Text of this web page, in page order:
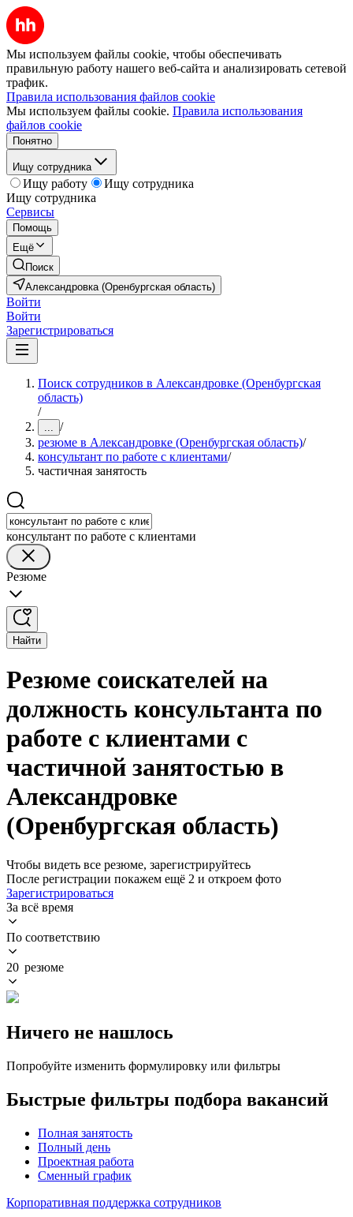
Мы используем файлы cookie, чтобы обеспечивать
правильную работу нашего веб-сайта и анализировать сетевой
трафик.
Правила использования файлов cookie
Мы используем файлы cookie. Правила использования
файлов cookie
Понятно
Ищу сотрудника
Ищу работу
Ищу сотрудника
Ищу сотрудника
Сервисы
Помощь
Ещё
Поиск
Александровка (Оренбургская область)
Войти
Войти
Зарегистрироваться
Поиск сотрудников в Александровке (Оренбургская
область)
/
... /
резюме в Александровке (Оренбургская область)/
консультант по работе с клиентами/
частичная занятость
консультант по работе с клиентами
Резюме
Найти
Резюме соискателей на
должность консультанта по
работе с клиентами с
частичной занятостью в
Александровке
(Оренбургская область)
Чтобы видеть все резюме, зарегистрируйтесь
После регистрации покажем ещё 2 и откроем фото
Зарегистрироваться
За всё время
По соответствию
20 резюме
Ничего не нашлось
Попробуйте изменить формулировку или фильтры
Быстрые фильтры подбора вакансий
Полная занятость
Полный день
Проектная работа
Сменный график
Корпоративная поддержка сотрудников